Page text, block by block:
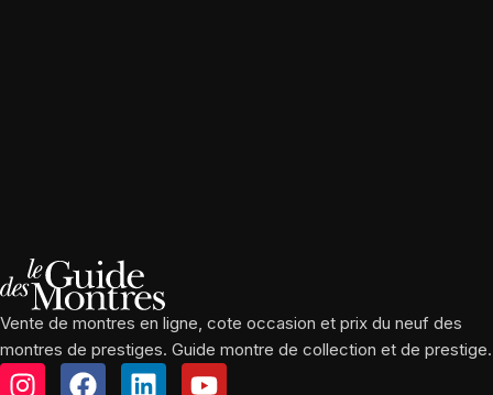
Vente de montres en ligne, cote occasion et prix du neuf des
montres de prestiges. Guide montre de collection et de prestige.